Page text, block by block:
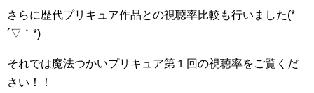
さらに歴代プリキュア作品との視聴率比較も行いました(*
´▽｀*)
それでは魔法つかいプリキュア第１回の視聴率をご覧くだ
さい！！